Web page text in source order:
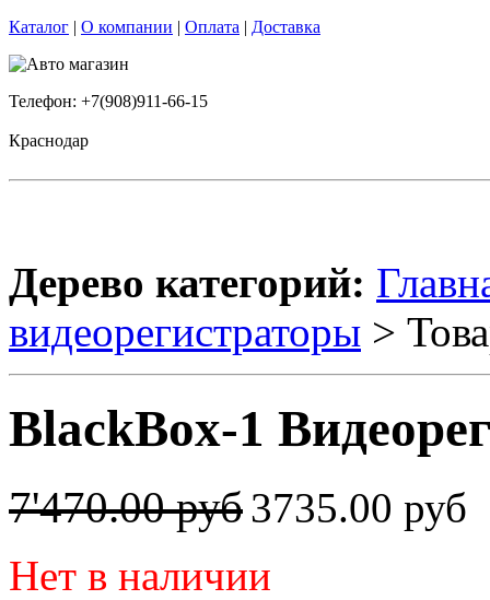
Каталог | О компании | Оплата | Доставка
Телефон: +7(908)911-66-15
Краснодар
Дерево категорий:
видеорегистраторы >
BlackBox-1
7'470.00 руб3735.00 руб
Нет в наличии